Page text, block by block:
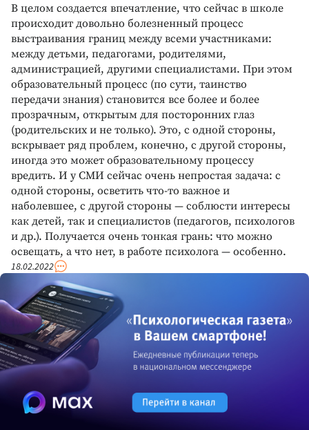
В целом создается впечатление, что сейчас в школе
происходит довольно болезненный процесс
выстраивания границ между всеми участниками:
между детьми, педагогами, родителями,
администрацией, другими специалистами. При этом
образовательный процесс (по сути, таинство
передачи знания) становится все более и более
прозрачным, открытым для посторонних глаз
(родительских и не только). Это, с одной стороны,
вскрывает ряд проблем, конечно, с другой стороны,
иногда это может образовательному процессу
вредить. И у СМИ сейчас очень непростая задача: с
одной стороны, осветить что-то важное и
наболевшее, с другой стороны — соблюсти интересы
как детей, так и специалистов (педагогов, психологов
и др.). Получается очень тонкая грань: что можно
освещать, а что нет, в работе психолога — особенно.
18.02.2022